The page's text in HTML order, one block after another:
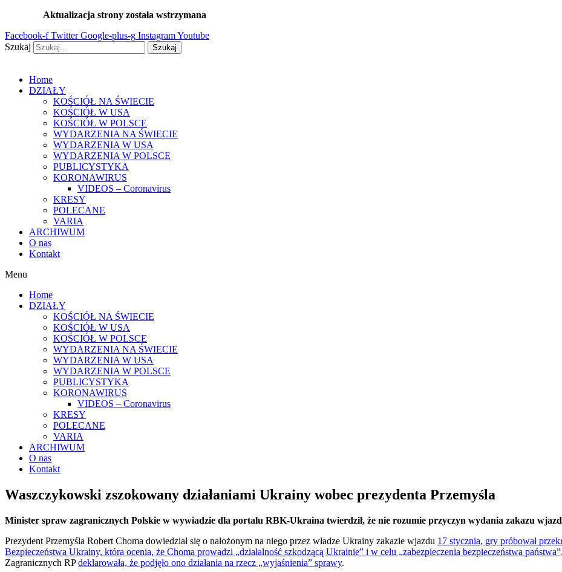
treści
Aktualizacja strony została wstrzymana
Facebook-f Twitter Google-plus-g InstagramYoutube
Szukaj
Szukaj
Home
DZIAŁY
KOŚCIÓŁ NA ŚWIECIE
KOŚCIÓŁ W USA
KOŚCIÓŁ W POLSCE
WYDARZENIA NA ŚWIECIE
WYDARZENIA W USA
WYDARZENIA W POLSCE
PUBLICYSTYKA
KORONAWIRUS
VIDEOS – Coronavirus
KRESY
POLECANE
VARIA
ARCHIWUM
O nas
Kontakt
Menu
Home
DZIAŁY
KOŚCIÓŁ NA ŚWIECIE
KOŚCIÓŁ W USA
KOŚCIÓŁ W POLSCE
WYDARZENIA NA ŚWIECIE
WYDARZENIA W USA
WYDARZENIA W POLSCE
PUBLICYSTYKA
KORONAWIRUS
VIDEOS – Coronavirus
KRESY
POLECANE
VARIA
ARCHIWUM
O nas
Kontakt
Waszczykowski zszokowany działaniami Ukrainy wobec prezydenta Przemyśla
Minister spraw zagranicznych Polskie w wywiadzie dla portalu RBK-Ukraina twierdził, że nie rozumie przyczyn wydania zakazu
Prezydent Przemyśla Robert Choma dowiedział się o nałożonym na niego przez władze Ukrainy zakazie wjazdu 17 stycznia, gry próbował
Bezpieczeństwa Ukrainy, która ocenia, że Choma prowadzi „działalność szkodzącą Ukrainie” i w celu „zabezpieczenia bezpieczeństwa państwa”
Zagranicznych RPdeklarowała, że podjęło ono działania na rzecz „wyjaśnienia” sprawy.